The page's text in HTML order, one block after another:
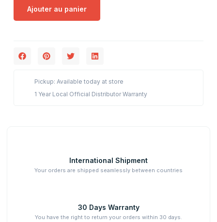
Ajouter au panier
Pickup: Available today at store
1 Year Local Official Distributor Warranty
International Shipment
Your orders are shipped seamlessly between countries
30 Days Warranty
You have the right to return your orders within 30 days.